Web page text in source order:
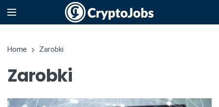
Home Zarobki
Zarobki